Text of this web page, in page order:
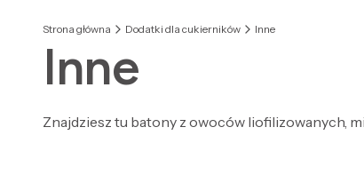
Strona główna Dodatki dla cukierników Inne
Inne
Znajdziesz tu batony z owoców liofilizowanych,